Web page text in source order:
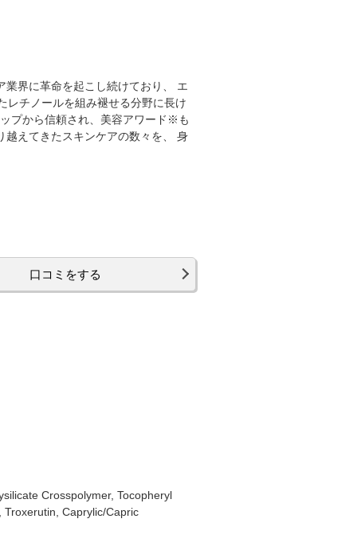
界に革命を起こし続けており、 エ
レチノールを組み褪せる分野に長け
プから信頼され、美容アワード※も
えてきたスキンケアの数々を、 身
口コミをする
Crosspolymer, Tocopheryl
Caprylic/Capric